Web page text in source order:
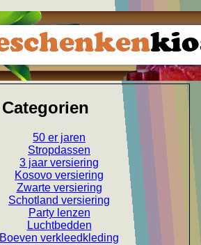
Categorien
50 er jaren
Stropdassen
3 jaar versiering
Kosovo versiering
Zwarte versiering
Schotland versiering
Party lenzen
Luchtbedden
Boeven verkleedkleding